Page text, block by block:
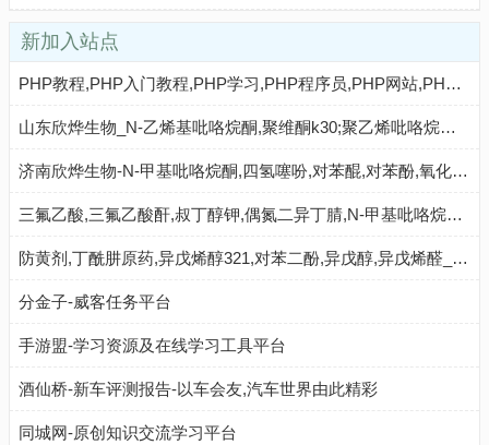
新加入站点
PHP教程,PHP入门教程,PHP学习,PHP程序员,PHP网站,PHP视频教程,Mysql教程,CMS教程,PHP粉丝网 - PHP粉丝网
山东欣烨生物_N-乙烯基吡咯烷酮,聚维酮k30;聚乙烯吡咯烷酮,对苯二酚,乙醇钠,丁酰肼原药,固体甲醇钠
济南欣烨生物-N-甲基吡咯烷酮,四氢噻吩,对苯醌,对苯酚,氧化苯乙烯,间苯甲醚,环戊酮
三氟乙酸,三氟乙酸酐,叔丁醇钾,偶氮二异丁腈,N-甲基吡咯烷酮,二甲基二硫醚,异丁酸,对氯苯酚_山东欣烨化工
防黄剂,丁酰肼原药,异戊烯醇321,对苯二酚,异戊醇,异戊烯醛_济南欣欣化工
分金子-威客任务平台
手游盟-学习资源及在线学习工具平台
酒仙桥-新车评测报告-以车会友,汽车世界由此精彩
同城网-原创知识交流学习平台